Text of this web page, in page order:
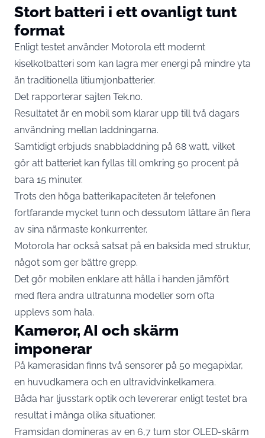
Stort batteri i ett ovanligt tunt
format
Enligt testet använder Motorola ett modernt
kiselkolbatteri som kan lagra mer energi på mindre yta
än traditionella litiumjonbatterier.
Det rapporterar sajten Tek.no.
Resultatet är en mobil som klarar upp till två dagars
användning mellan laddningarna.
Samtidigt erbjuds snabbladdning på 68 watt, vilket
gör att batteriet kan fyllas till omkring 50 procent på
bara 15 minuter.
Trots den höga batterikapaciteten är telefonen
fortfarande mycket tunn och dessutom lättare än flera
av sina närmaste konkurrenter.
Motorola har också satsat på en baksida med struktur,
något som ger bättre grepp.
Det gör mobilen enklare att hålla i handen jämfört
med flera andra ultratunna modeller som ofta
upplevs som hala.
Kameror, AI och skärm
imponerar
På kamerasidan finns två sensorer på 50 megapixlar,
en huvudkamera och en ultravidvinkelkamera.
Båda har ljusstark optik och levererar enligt testet bra
resultat i många olika situationer.
Framsidan domineras av en 6,7 tum stor OLED-skärm